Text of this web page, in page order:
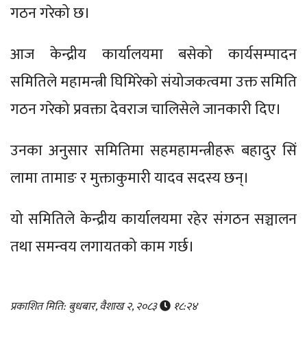
गठन गरेको छ।
आज केन्द्रीय कार्यालयमा बसेको कार्यसम्पादन
समितिले महामन्त्री घिमिरेको संयोजकत्वमा उक्त समिति
गठन गरेको प्रवक्ता देवराज चालिसेले जानकारी दिए।
उनका अनुसार समितिमा सहमहामन्त्रीहरू बहादुर सिं
लामा तामाङ र मुक्ताकुमारी यादव सदस्य छन्।
यो समितिले केन्द्रीय कार्यालयमा रहेर संगठन सञ्चालन
तथा समन्वय लगायतको काम गर्छ।
प्रकाशित मिति: बुधबार, वैशाख २, २०८३ १८:२४